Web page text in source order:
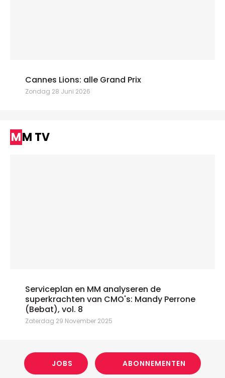
Cannes Lions: alle Grand Prix
Zondag 28 Juni 2026
MM TV
Serviceplan en MM analyseren de
superkrachten van CMO's: Mandy Perrone
(Bebat), vol. 8
Zaterdag 29 November 2025
JOBS ABONNEMENTEN